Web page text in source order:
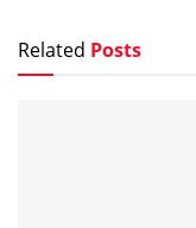
Related Posts